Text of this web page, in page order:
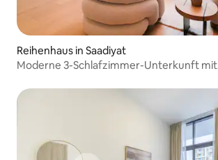
Reihenhaus in Saadiyat
Moderne 3-Schlafzimmer-Unterkunft mit